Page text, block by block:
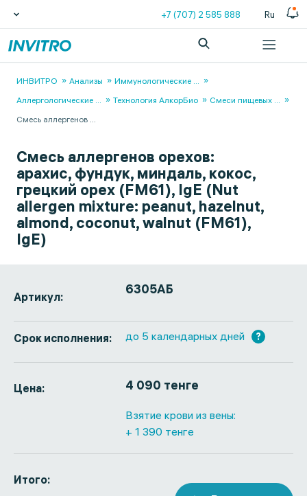
+7 (707) 2 585 888 Ru
ИНВИТРО Анализы Иммунологические ...
Аллергологические ... Технология АлкорБио Смеси пищевых ...
Смесь аллергенов ...
Смесь аллергенов орехов:
арахис, фундук, миндаль, кокос,
грецкий орех (FM61), IgE (Nut
allergen mixture: peanut, hazelnut,
almond, coconut, walnut (FM61),
IgE)
Артикул: 6305АБ
Срок исполнения: до 5 календарных дней ?
Цена: 4 090 тенге
Взятие крови из вены:
+ 1 390 тенге
Итого: